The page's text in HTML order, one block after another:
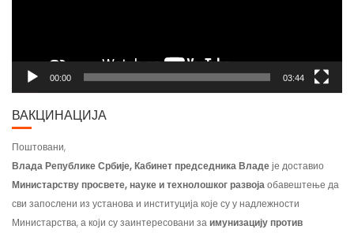
00:00 03:44
ВАКЦИНАЦИЈА
Поштовани,
Влада Републике Србије, Кабинет председника Владеје доставио
Министарству просвете, науке и технолошког развојаобавештење да
сви запослени из установа и институција које су у надлежности
Министарства, а који су заинтересовани заимунизацију против